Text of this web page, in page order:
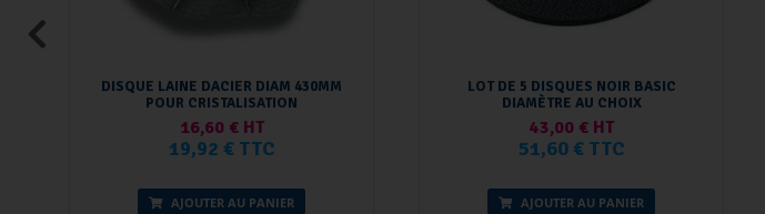
DISQUE LAINE DACIER DIAM 430MM
POUR CRISTALISATION
16,60 € HT
19,92 € TTC
AJOUTER AU PANIER
LOT DE 5 DISQUES NOIR BASIC
DIAMÈTRE AU CHOIX
43,00 € HT
51,60 € TTC
AJOUTER AU PANIER